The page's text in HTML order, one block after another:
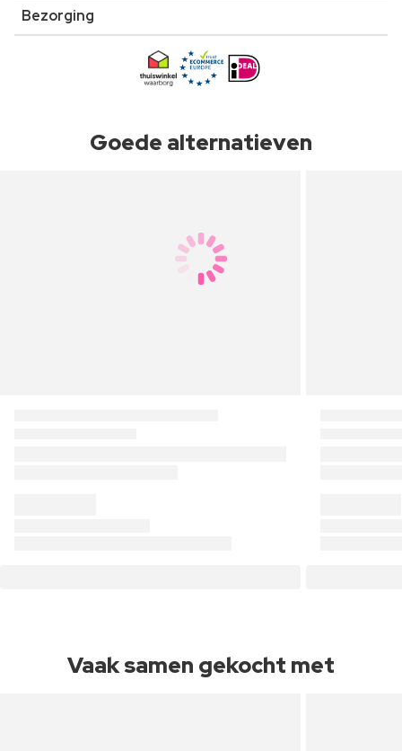
Bezorging
Goede alternatieven
Vaak samen gekocht met